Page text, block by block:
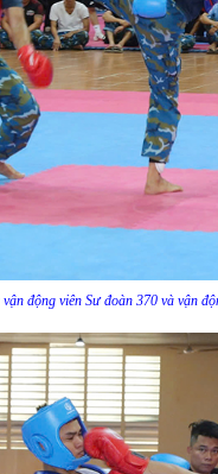
động viên Sư đoàn 370 và vận